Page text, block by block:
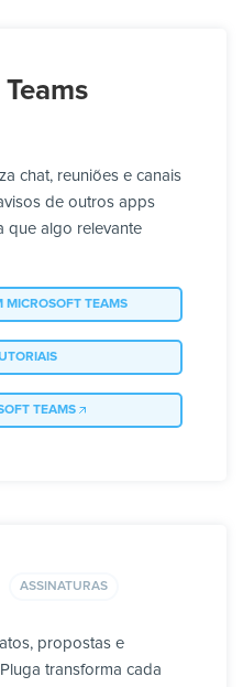
chat, reuniões e canais
de outros apps
que algo relevante
MICROSOFT TEAMS
TEAMS
ASSINATURAS
propostas e
transforma cada